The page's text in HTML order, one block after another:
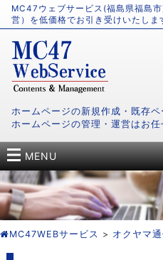
MC47ウェブサービス(福島県福島
営）を低価格でお引き受けいたしま
ホームページの新規作成・既存
ホームページの管理・運営はお任
MENU
MC47WEBサービス > オクヤマ